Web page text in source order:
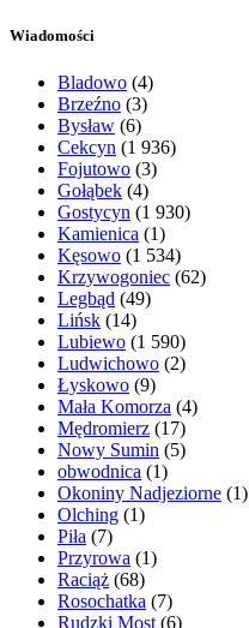
Wiadomości
Bladowo (4)
Brzeźno (3)
Bysław (6)
Cekcyn (1 936)
Fojutowo (3)
Gołąbek (4)
Gostycyn (1 930)
Kamienica (1)
Kęsowo (1 534)
Krzywogoniec (62)
Legbąd (49)
Lińsk (14)
Lubiewo (1 590)
Ludwichowo (2)
Łyskowo (9)
Mała Komorza (4)
Mędromierz (17)
Nowy Sumin (5)
obwodnica (1)
Okoniny Nadjeziorne (1)
Olching (1)
Piła (7)
Przyrowa (1)
Raciąż (68)
Rosochatka (7)
Rudzki Most (6)